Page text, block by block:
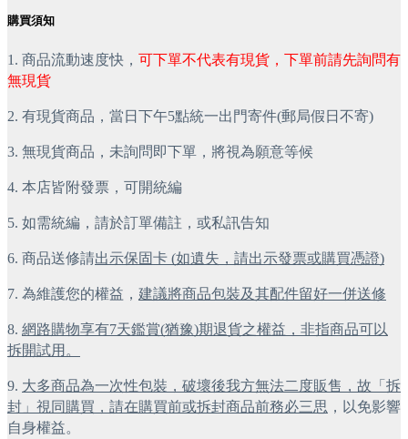
購買須知
1. 商品流動速度快， 可下單不代表有現貨，下單前請先詢問有
無現貨
2. 有現貨商品，當日下午5點統一出門寄件(郵局假日不寄)
3. 無現貨商品，未詢問即下單，將視為願意等候
4. 本店皆附發票，可開統編
5. 如需統編，請於訂單備註，或私訊告知
6. 商品送修請出示保固卡 (如遺失，請出示發票或購買憑證)
7. 為維護您的權益， 建議將商品包裝及其配件留好一併送修
8. 網路購物享有7天鑑賞(猶豫)期退貨之權益，非指商品可以
拆開試用。
9. 大多商品為一次性包裝，破壞後我方無法二度販售，故「拆
封」視同購買，請在購買前或拆封商品前務必三思 ，以免影響
自身權益。